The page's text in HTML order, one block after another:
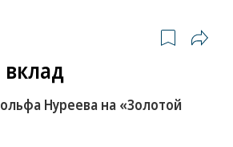
Нуреева на «Золотой